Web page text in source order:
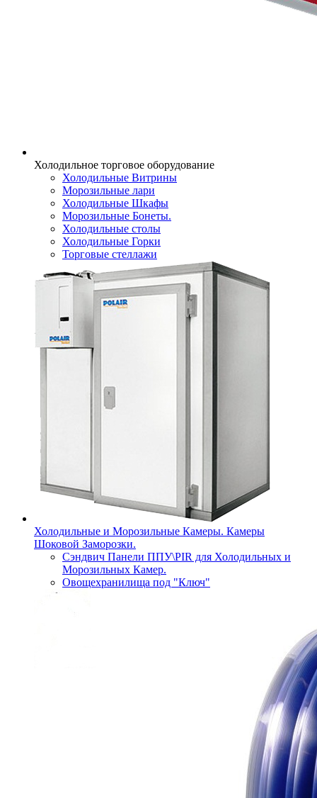
Холодильное торговое оборудование
Холодильные Витрины
Морозильные лари
Холодильные Шкафы
Морозильные Бонеты.
Холодильные столы
Холодильные Горки
Торговые стеллажи
Холодильные и Морозильные Камеры. Камеры
Шоковой Заморозки.
Сэндвич Панели ППУ\PIR для Холодильных и
Морозильных Камер.
Овощехранилища под "Ключ"